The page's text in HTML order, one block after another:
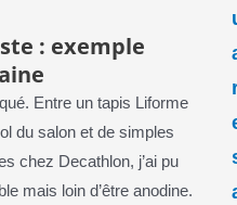
: exemple
Entre un tapis Liforme
du salon et de simples
chez Decathlon, j’ai pu
mais loin d’être anodine.